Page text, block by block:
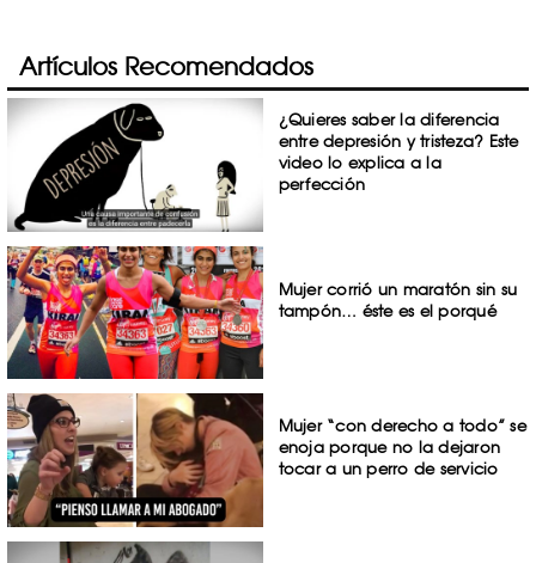
Artículos Recomendados
¿Quieres saber la diferencia
entre depresión y tristeza? Este
video lo explica a la
perfección
Mujer corrió un maratón sin su
tampón… éste es el porqué
Mujer “con derecho a todo” se
enoja porque no la dejaron
tocar a un perro de servicio